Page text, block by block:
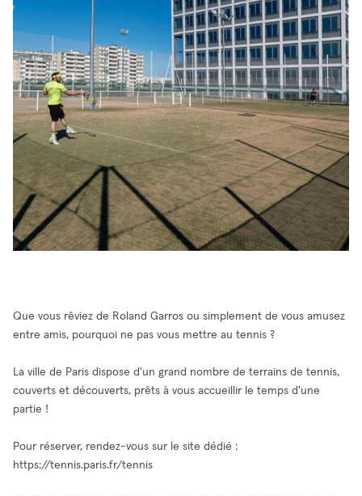
Que vous rêviez de Roland Garros ou simplement de vous amusez
entre amis, pourquoi ne pas vous mettre au tennis ?
La ville de Paris dispose d'un grand nombre de terrains de tennis,
couverts et découverts, prêts à vous accueillir le temps d'une
partie !
Pour réserver, rendez-vous sur le site dédié :
https://tennis.paris.fr/tennis